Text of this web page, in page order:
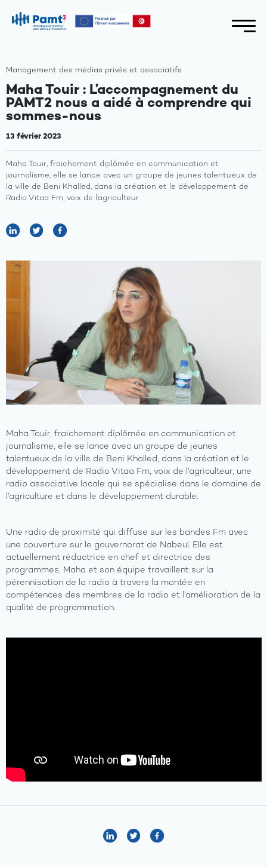
Management des médias privés et associatifs
Maha Touir : L’accompagnement du
PAMT2 nous a aidé à comprendre qui
sommes-nous
13 février 2023
Maha Touir, fraichement diplômée en communication et
journalisme, elle se lance avec un groupe de jeunes talentueux de
la ville de Beni Khalled, dans la création et le développement de
Radio Vitaa Fm, voix de l’agriculteur
Maha Touir, fraichement diplômée en communication et
journalisme, elle se lance avec un groupe de jeunes
talentueux de la ville de Beni Khalled, dans la création et le
développement de Radio Vitaa Fm, voix de l’agriculteur, une
radio associative locale qui se spécialise dans le domaine de
l’agriculture et dans le développement durable.
Une radio de proximité qui diffuse sur les bandes Fm avec
une couverture sur le gouvernorat de Nabeul. Elle est
actuellement rédactrice en chef et directrice des
programmes, Maha et son équipe travaillent sur la
pérennisation de la radio à travers la montée en
compétences des membres de la radio et l’amélioration de la
qualité de programmation.